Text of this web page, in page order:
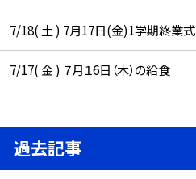
7/18( 土 ) 7月17日(金)1学期終業式
7/17( 金 ) ７月１6日（木）の給食
過去記事